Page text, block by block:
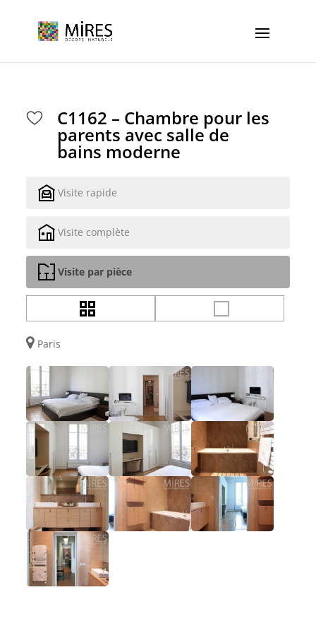
C1162 – Chambre pour les
parents avec salle de
bains moderne
Visite rapide
Visite complète
Visite par pièce
Paris